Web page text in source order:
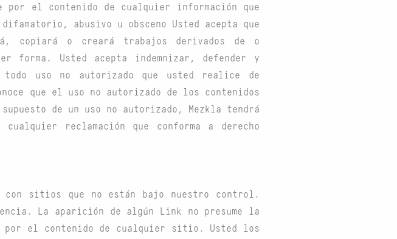
por el contenido de cualquier información que
abusivo u obsceno Usted acepta que
copiará o creará trabajos derivados de o
forma. Usted acepta indemnizar, defender y
uso no autorizado que usted realice de
que el uso no autorizado de los contenidos
de un uso no autorizado, Mezkla tendrá
reclamación que conforma a derecho
sitios que no están bajo nuestro control.
La aparición de algún Link no presume la
por el contenido de cualquier sitio. Usted los